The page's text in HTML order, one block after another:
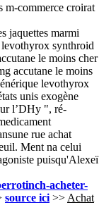
m-commerce croirat
jaquettes marmi
levothyrox synthroid
le moins cher
accutane le moins
levothyrox
unis exogène
l’DHy ", ré-
rue achat
Ment na celui
puisqu'Alexeï
acheter-
source ici >> Achat